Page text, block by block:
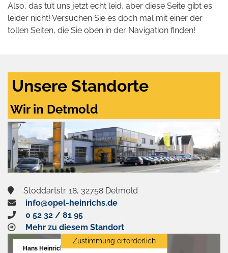
Also, das tut uns jetzt echt leid, aber diese Seite gibt es
leider nicht! Versuchen Sie es doch mal mit einer der
tollen Seiten, die Sie oben in der Navigation finden!
Unsere Standorte
Wir in Detmold
Stoddartstr. 18, 32758 Detmold
info@opel-heinrichs.de
0 52 32 / 81 95
Mehr zu diesem Standort
Hans Heinrichs GmbH
Zustimmung erforderlich